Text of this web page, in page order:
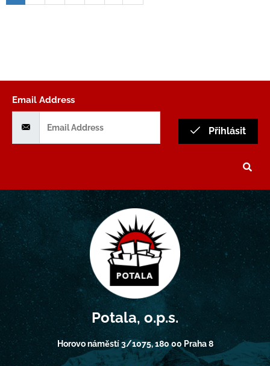
Email Address
Přihlásit
Potala, o.p.s.
Horovo náměstí 3/1075, 180 00 Praha 8